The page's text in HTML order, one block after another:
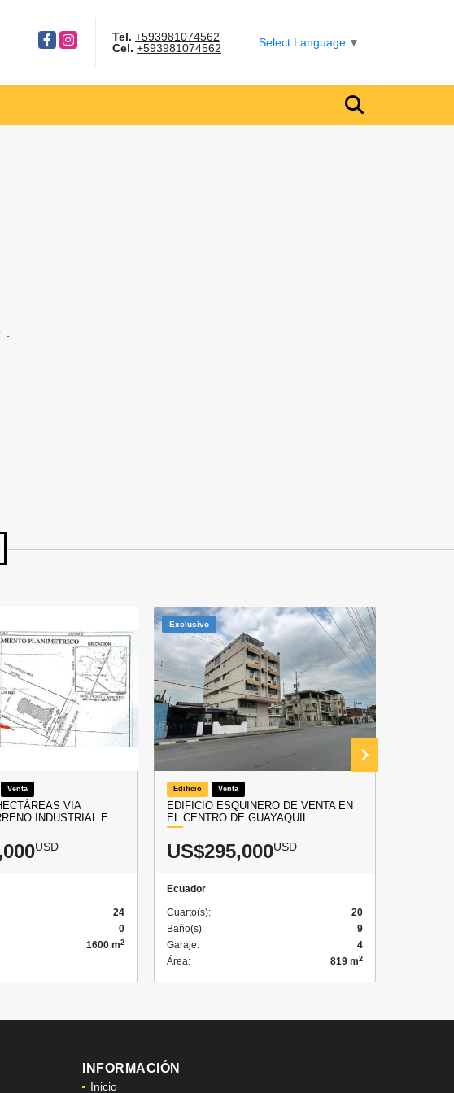
FacebookInstagram Tel. +593981074562
Cel. +593981074562 Select Language ▼
.
Venta
VIA
INDUSTRIAL E…
USD
24
0
1600 m2
Exclusivo
Edificio Venta
EDIFICIO ESQUINERO DE VENTA EN
EL CENTRO DE GUAYAQUIL
US$295,000USD
Ecuador
Cuarto(s):
20
Baño(s):
9
Garaje:
4
Área:
819 m2
INFORMACIÓN
Inicio